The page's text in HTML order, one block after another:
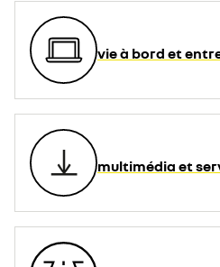
vie à bord et
multimédia et